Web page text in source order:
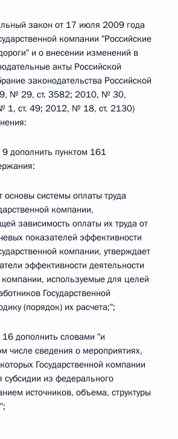
закон от 17 июля 2009 года
компании "Российские
и о внесении изменений в
акты Российской
законодательства Российской
№ 29, ст. 3582; 2010, № 30,
1, ст. 49; 2012, № 18, ст. 2130)
9 дополнить пунктом 161
основы системы оплаты труда
компании,
зависимость оплаты их труда от
показателей эффективности
компании, утверждает
эффективности деятельности
компании, используемые для целей
Государственной
(порядок) их расчета;";
16 дополнить словами "и
числе сведения о мероприятиях,
Государственной компании
субсидии из федерального
источников, объема, структуры